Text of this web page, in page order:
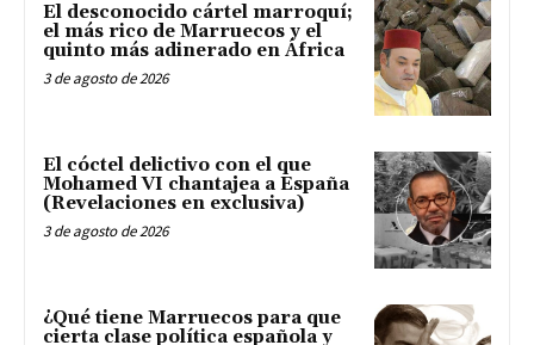
El desconocido cártel marroquí;
el más rico de Marruecos y el
quinto más adinerado en África
3 de agosto de 2026
El cóctel delictivo con el que
Mohamed VI chantajea a España
(Revelaciones en exclusiva)
3 de agosto de 2026
¿Qué tiene Marruecos para que
cierta clase política española y